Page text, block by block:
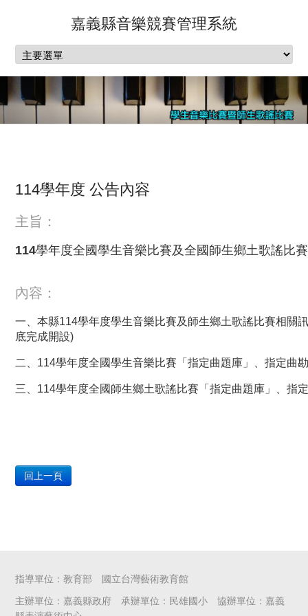
嘉義縣音樂競賽管理系統
114學年度 公告內容
主旨：
114學年度全國學生音樂比賽及全國師生鄉土歌謠比
內容：
一、本縣114學年度學生音樂比賽及師生鄉土歌謠比賽相關
底完成開設)
二、114學年度全國學生音樂比賽「指定曲題庫」、指定曲
三、114學年度全國師生鄉土歌謠比賽「指定曲題庫」、指
回上一頁
指導單位：教育部 國立台灣藝術教育館
主辦單位：嘉義縣政府 承辦單位：民雄國小 協辦單位：嘉義